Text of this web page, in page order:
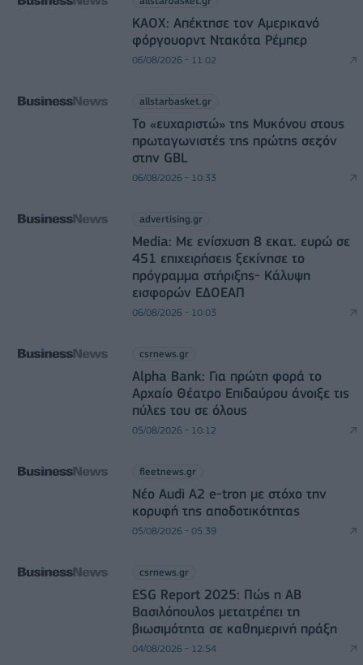
ΚΑΟΧ: Απέκτησε τον Αμερικανό
φόργουορντ Ντακότα Ρέμπερ
06/08/2026 - 11:02
allstarbasket.gr
Το «ευχαριστώ» της Μυκόνου στους
πρωταγωνιστές της πρώτης σεζόν
στην GBL
06/08/2026 - 10:33
advertising.gr
Media: Με ενίσχυση 8 εκατ. ευρώ σε
451 επιχειρήσεις ξεκίνησε το
πρόγραμμα στήριξης- Κάλυψη
εισφορών ΕΔΟΕΑΠ
06/08/2026 - 10:03
csrnews.gr
Alpha Bank: Για πρώτη φορά το
Αρχαίο Θέατρο Επιδαύρου άνοιξε τις
πύλες του σε όλους
05/08/2026 - 10:12
fleetnews.gr
Νέο Audi A2 e-tron με στόχο την
κορυφή της αποδοτικότητας
05/08/2026 - 05:39
csrnews.gr
ESG Report 2025: Πώς η ΑΒ
Βασιλόπουλος μετατρέπει τη
βιωσιμότητα σε καθημερινή πράξη
04/08/2026 - 12:54